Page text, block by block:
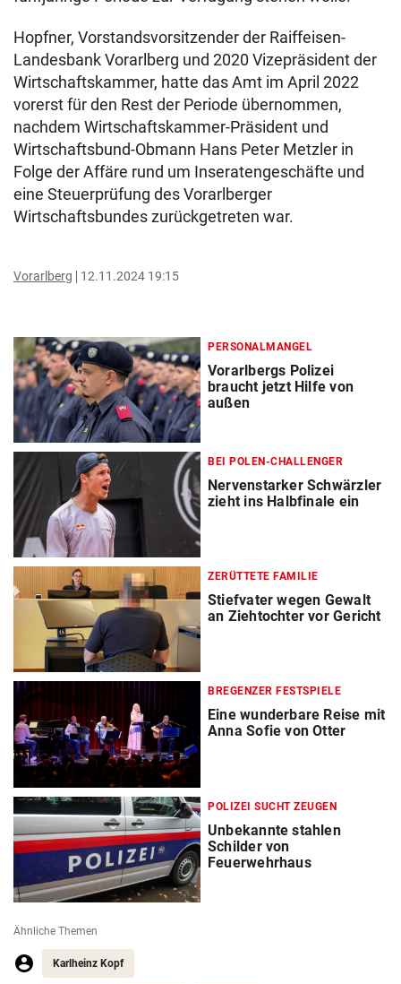
Hopfner, Vorstandsvorsitzender der Raiffeisen-
Landesbank Vorarlberg und 2020 Vizepräsident der
Wirtschaftskammer, hatte das Amt im April 2022
vorerst für den Rest der Periode übernommen,
nachdem Wirtschaftskammer-Präsident und
Wirtschaftsbund-Obmann Hans Peter Metzler in
Folge der Affäre rund um Inseratengeschäfte und
eine Steuerprüfung des Vorarlberger
Wirtschaftsbundes zurückgetreten war.
Vorarlberg 12.11.2024 19:15
PERSONALMANGEL
Vorarlbergs Polizei
braucht jetzt Hilfe von
außen
BEI POLEN-CHALLENGER
Nervenstarker Schwärzler
zieht ins Halbfinale ein
ZERÜTTETE FAMILIE
Stiefvater wegen Gewalt
an Ziehtochter vor Gericht
BREGENZER FESTSPIELE
Eine wunderbare Reise mit
Anna Sofie von Otter
POLIZEI SUCHT ZEUGEN
Unbekannte stahlen
Schilder von
Feuerwehrhaus
Ähnliche Themen
Karlheinz Kopf